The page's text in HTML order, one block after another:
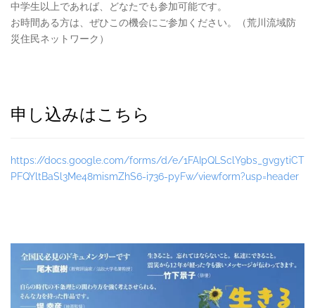
中学生以上であれば、どなたでも参加可能です。
お時間ある方は、ぜひこの機会にご参加ください。（荒川流域防
災住民ネットワーク）
申し込みはこちら
https://docs.google.com/forms/d/e/1FAIpQLSclY9bs_gvgytiCT
PFQYltBaSl3Me48mismZhS6-i736-pyFw/viewform?usp=header